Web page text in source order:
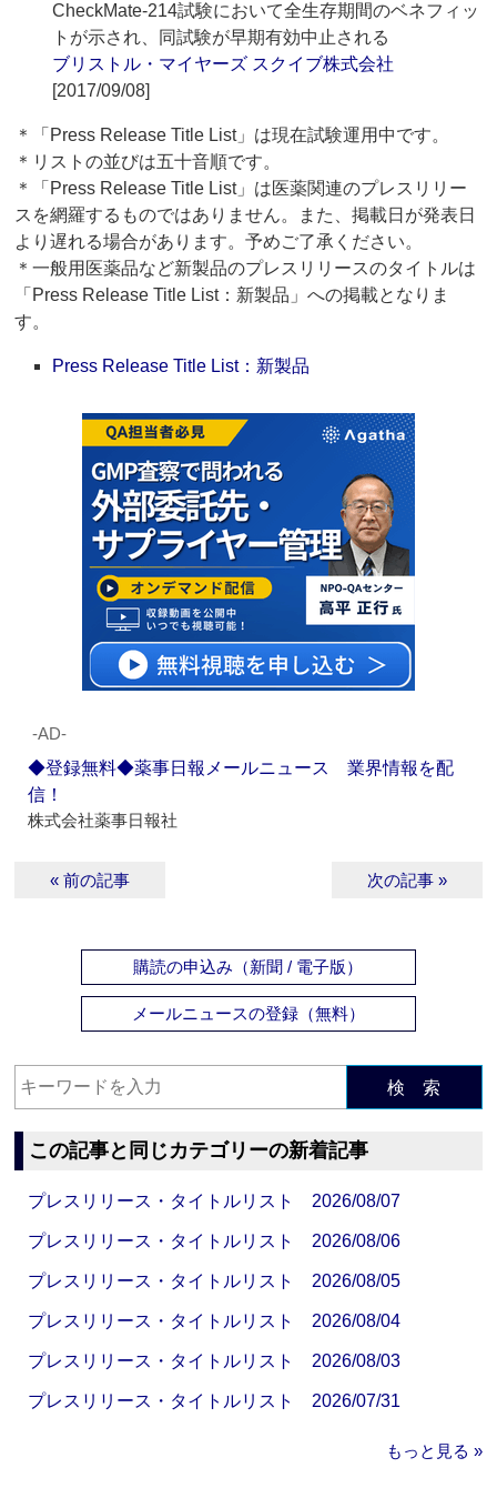
CheckMate-214試験において全生存期間のベネフィッ
トが示され、同試験が早期有効中止される
ブリストル・マイヤーズ スクイブ株式会社
[2017/09/08]
＊「Press Release Title List」は現在試験運用中です。
＊リストの並びは五十音順です。
＊「Press Release Title List」は医薬関連のプレスリリー
スを網羅するものではありません。また、掲載日が発表日
より遅れる場合があります。予めご了承ください。
＊一般用医薬品など新製品のプレスリリースのタイトルは
「Press Release Title List：新製品」への掲載となりま
す。
Press Release Title List：新製品
‐AD‐
◆登録無料◆薬事日報メールニュース 業界情報を配
信！
株式会社薬事日報社
« 前の記事 次の記事 »
購読の申込み（新聞 / 電子版）
メールニュースの登録（無料）
検 索
この記事と同じカテゴリーの新着記事
プレスリリース・タイトルリスト 2026/08/07
プレスリリース・タイトルリスト 2026/08/06
プレスリリース・タイトルリスト 2026/08/05
プレスリリース・タイトルリスト 2026/08/04
プレスリリース・タイトルリスト 2026/08/03
プレスリリース・タイトルリスト 2026/07/31
もっと見る »